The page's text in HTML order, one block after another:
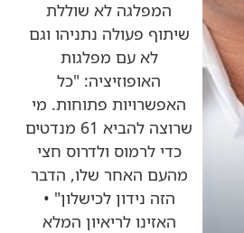
המפלגה לא שוללת
שיתוף פעולה נתניהו וגם
לא עם מפלגות
האופוזיציה: "כל
האפשרויות פתוחות. מי
שרוצה להביא 61 מנדטים
כדי לרמוס ולדרוס חצי
מהעם האחר שלו, הדבר
הזה נידון לכישלון" •
האזינו לריאיון המלא